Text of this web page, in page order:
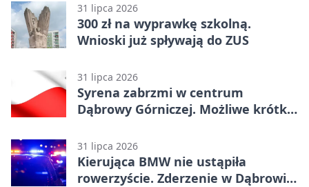
31 lipca 2026
300 zł na wyprawkę szkolną.
Wnioski już spływają do ZUS
31 lipca 2026
Syrena zabrzmi w centrum
Dąbrowy Górniczej. Możliwe krótkie
31 lipca 2026
Kierująca BMW nie ustąpiła
rowerzyście. Zderzenie w Dąbrowie